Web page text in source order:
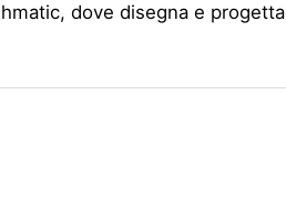
dove disegna e progetta